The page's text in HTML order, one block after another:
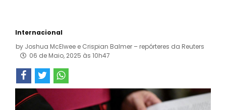
Internacional
by Joshua McElwee e Crispian Balmer – repórteres da Reuters
06 de Maio, 2025 às 10h47